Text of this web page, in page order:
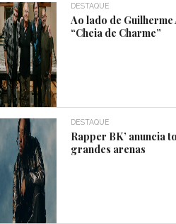
DESTAQUE
Ao lado de
“Cheia de Charme”
DESTAQUE
Rapper BK’ anuncia
grandes arenas